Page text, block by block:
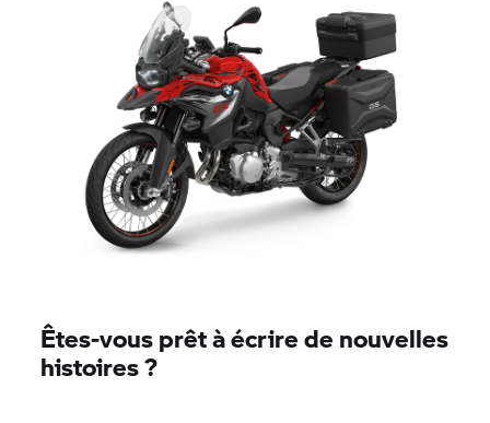
Êtes-vous prêt à écrire de nouvelles
histoires ?